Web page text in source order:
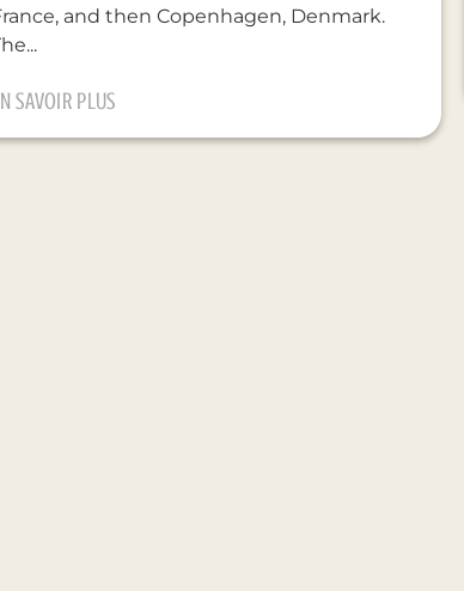
and then Copenhagen, Denmark.
SAVOIR PLUS